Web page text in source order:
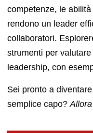
competenze, le
rendono un leader
collaboratori.
strumenti per
leadership, con
Sei pronto a
semplice capo?